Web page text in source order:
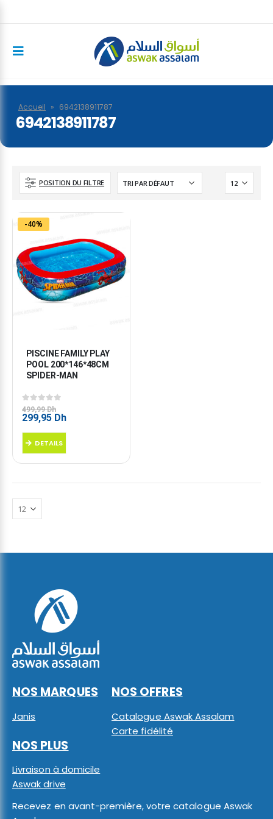
Accueil » 6942138911787
6942138911787
POSITION DU FILTRE
-40%
PISCINE FAMILY PLAY
POOL 200*146*48CM
SPIDER-MAN
0sur 5
499,99Dh
Le
initial
était :
499,99 Dh.
299,95 DhLe
DETAILS
NOS MARQUES
Janis
NOS OFFRES
Catalogue Aswak Assalam
Carte fidélité
NOS PLUS
Livraison à domicile
Aswak drive
Recevez en avant-première, votre catalogue Aswak